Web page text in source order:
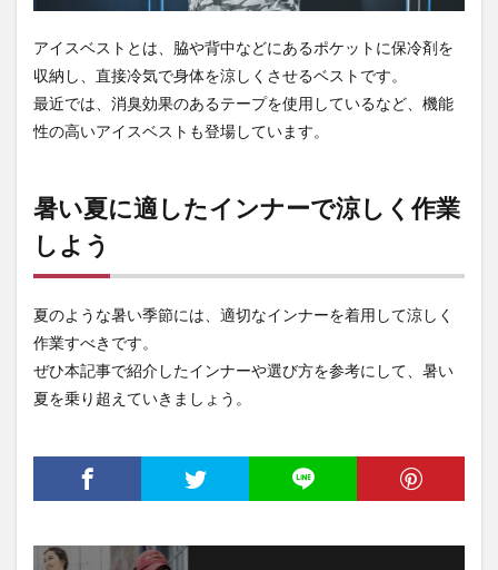
アイスベストとは、脇や背中などにあるポケットに保冷剤を
収納し、直接冷気で身体を涼しくさせるベストです。
最近では、消臭効果のあるテープを使用しているなど、機能
性の高いアイスベストも登場しています。
暑い夏に適したインナーで涼しく作業
しよう
夏のような暑い季節には、適切なインナーを着用して涼しく
作業すべきです。
ぜひ本記事で紹介したインナーや選び方を参考にして、暑い
夏を乗り超えていきましょう。